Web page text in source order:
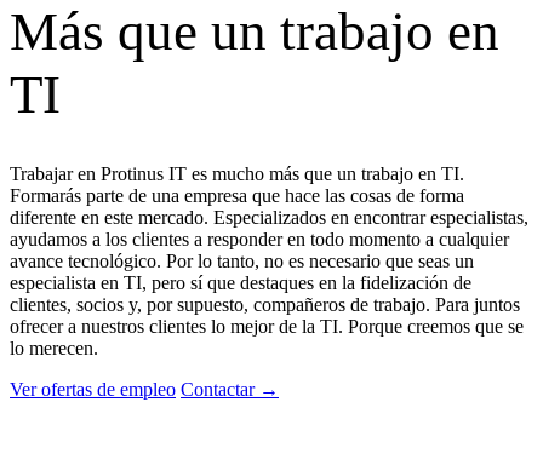
Más que un trabajo en
TI
Trabajar en Protinus IT es mucho más que un trabajo en TI.
Formarás parte de una empresa que hace las cosas de forma
diferente en este mercado. Especializados en encontrar especialistas,
ayudamos a los clientes a responder en todo momento a cualquier
avance tecnológico. Por lo tanto, no es necesario que seas un
especialista en TI, pero sí que destaques en la fidelización de
clientes, socios y, por supuesto, compañeros de trabajo. Para juntos
ofrecer a nuestros clientes lo mejor de la TI. Porque creemos que se
lo merecen.
Ver ofertas de empleo Contactar →